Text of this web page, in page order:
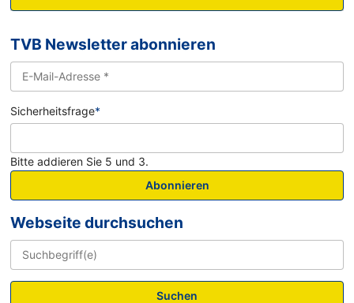
TVB Newsletter abonnieren
Sicherheitsfrage*
Bitte addieren Sie 5 und 3.
Abonnieren
Webseite durchsuchen
Suchen